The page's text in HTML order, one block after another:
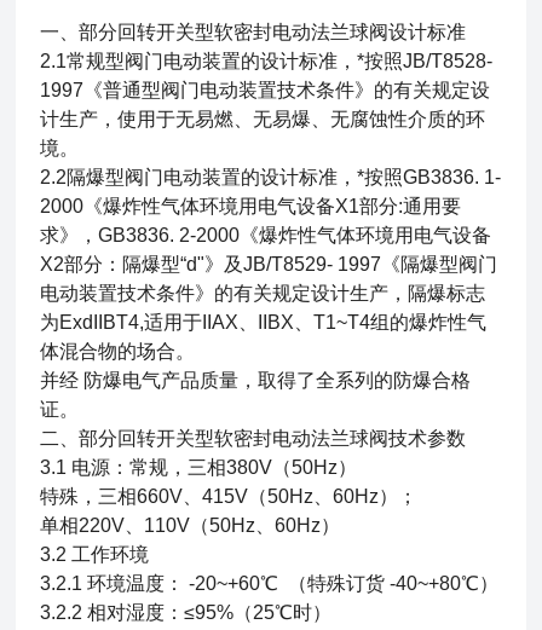
一、部分回转开关型软密封电动法兰球阀设计标准
2.1常规型阀门电动装置的设计标准，*按照JB/T8528-
1997《普通型阀门电动装置技术条件》的有关规定设
计生产，使用于无易燃、无易爆、无腐蚀性介质的环
境。
2.2隔爆型阀门电动装置的设计标准，*按照GB3836. 1-
2000《爆炸性气体环境用电气设备X1部分:通用要
求》，GB3836. 2-2000《爆炸性气体环境用电气设备
X2部分：隔爆型“d"》及JB/T8529- 1997《隔爆型阀门
电动装置技术条件》的有关规定设计生产，隔爆标志
为ExdIIBT4,适用于IIAX、IIBX、T1~T4组的爆炸性气
体混合物的场合。
并经 防爆电气产品质量，取得了全系列的防爆合格
证。
二、部分回转开关型软密封电动法兰球阀技术参数
3.1 电源：常规，三相380V（50Hz）
特殊，三相660V、415V（50Hz、60Hz）；
单相220V、110V（50Hz、60Hz）
3.2 工作环境
3.2.1 环境温度： -20~+60℃ （特殊订货 -40~+80℃）
3.2.2 相对湿度：≤95%（25℃时）